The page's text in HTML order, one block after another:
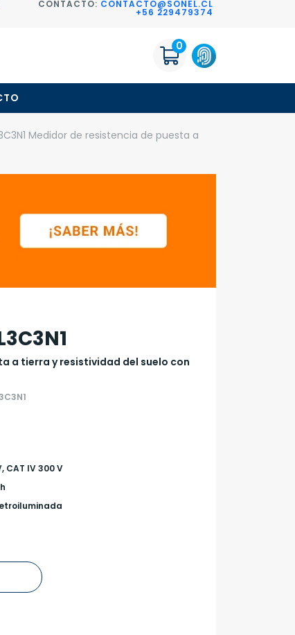
CONTACTO: CONTACTO@SONEL.CL
+56 229479374
0
Medidor de resistencia de puesta a
a tierra y resistividad del suelo con
CAT IV 300 V